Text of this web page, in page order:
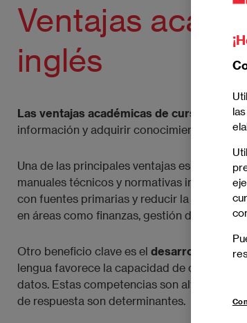
Ventajas
inglés
Las ventajas académicas de cursar un
información y adquirir conocimiento
Una de las principales ventajas es el
manuales técnicos y normativas
con fuentes primarias y reducir la
en áreas como finanzas, gestión de
Otro beneficio clave es el desarrollo de
lengua favorece la capacidad de
datos. Estas competencias son altamente
de respuesta son determinantes.